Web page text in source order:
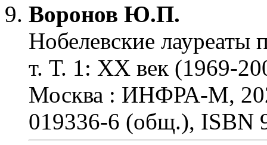
Воронов Ю.П.
Нобелевские лауреаты
т. Т. 1: XX век (1969-
Москва : ИНФРА-М,
019336-6 (общ.), ISBN